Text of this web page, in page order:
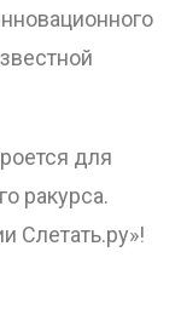
для
ракурса.
Слетать.ру»!